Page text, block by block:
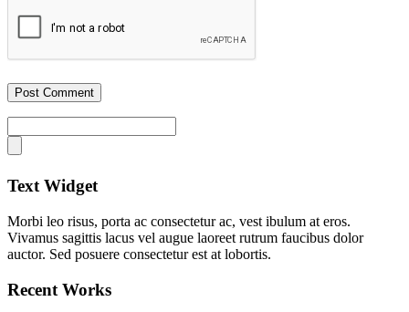
Text Widget
Morbi leo risus, porta ac consectetur ac, vest ibulum at eros.
Vivamus sagittis lacus vel augue laoreet rutrum faucibus dolor
auctor. Sed posuere consectetur est at lobortis.
Recent Works